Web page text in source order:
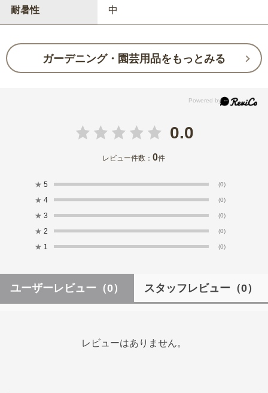
耐暑性 中
ガーデニング・園芸用品をもっとみる
0.0
レビュー件数：0件
★ 5 (0)
★ 4 (0)
★ 3 (0)
★ 2 (0)
★ 1 (0)
ユーザーレビュー （0） スタッフレビュー （0）
レビューはありません。